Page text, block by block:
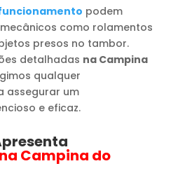
podem
como rolamentos
presos no tambor.
detalhadas na Campina
qualquer
assegurar um
e eficaz.
na Campina do